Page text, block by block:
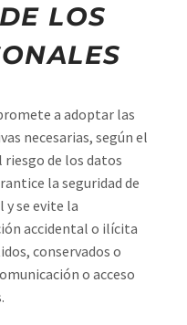
LOS
a adoptar las
necesarias, según el
riesgo de los datos
la seguridad de
y se evite la
accidental o ilícita
conservados o
o acceso